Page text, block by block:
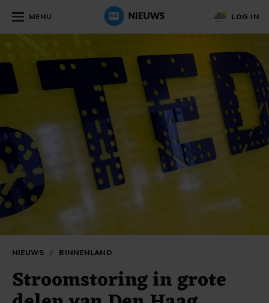
MENU LOG IN
NIEUWS / BINNENLAND
Stroomstoring in grote